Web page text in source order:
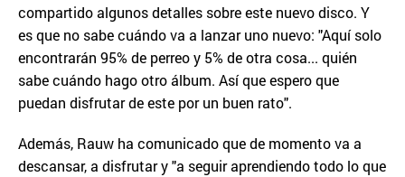
compartido algunos detalles sobre este nuevo disco. Y
es que no sabe cuándo va a lanzar uno nuevo: "Aquí solo
encontrarán 95% de perreo y 5% de otra cosa... quién
sabe cuándo hago otro álbum. Así que espero que
puedan disfrutar de este por un buen rato".
Además, Rauw ha comunicado que de momento va a
descansar, a disfrutar y "a seguir aprendiendo todo lo que